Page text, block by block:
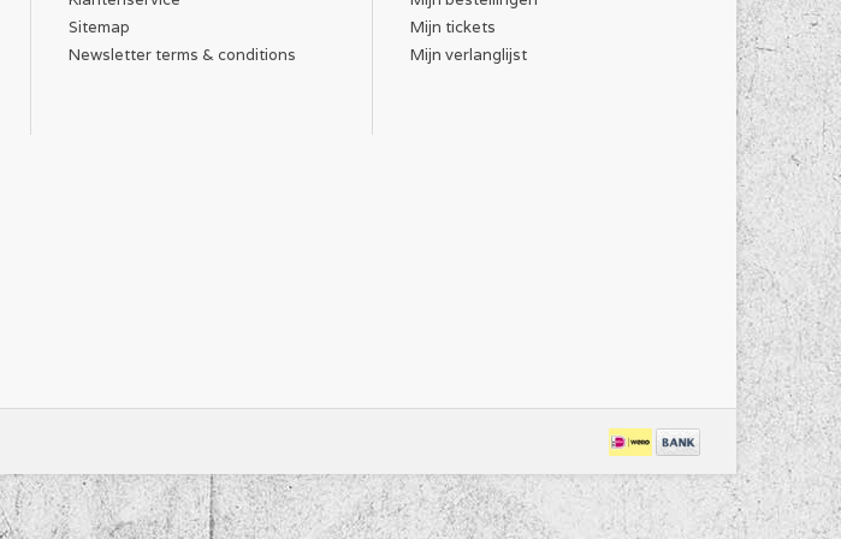
verhit. Zo krijgt de coating de kans om uit te vloeien, waarna het uithardt. Het wordt
te creëren die harder en dikker is dan lakken . Poedercoating wordt vooral gebruikt voor
Sitemap
Newsletter terms & conditions
Mijn tickets
Mijn verlanglijst